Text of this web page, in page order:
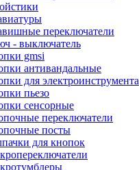
переключатели
- выключатель
gmsi
антивандальные
для электроинструмента
пьезо
сенсорные
переключатели
посты
для кнопок